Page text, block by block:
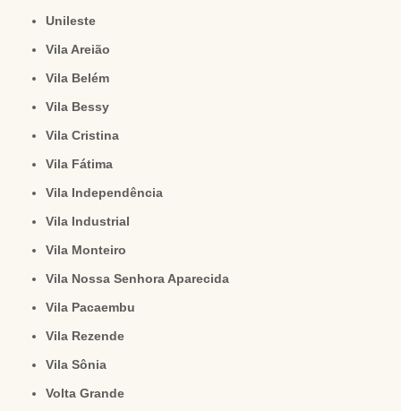
Unileste
Vila Areião
Vila Belém
Vila Bessy
Vila Cristina
Vila Fátima
Vila Independência
Vila Industrial
Vila Monteiro
Vila Nossa Senhora Aparecida
Vila Pacaembu
Vila Rezende
Vila Sônia
Volta Grande